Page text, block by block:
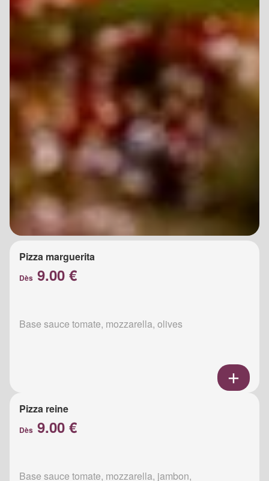
Pizza marguerita
Dès 9.00 €
Base sauce tomate, mozzarella, olives
Pizza reine
Dès 9.00 €
Base sauce tomate, mozzarella, jambon,